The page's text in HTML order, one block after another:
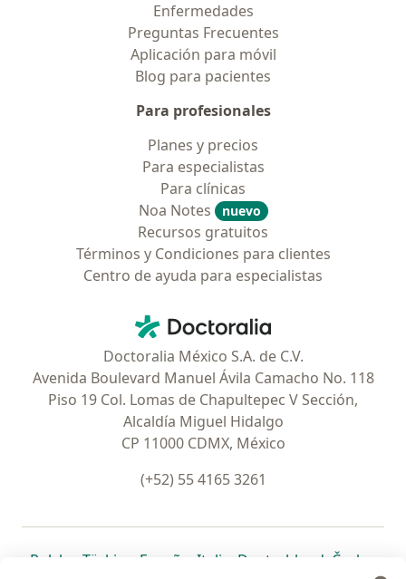
Enfermedades
Preguntas Frecuentes
Aplicación para móvil
Blog para pacientes
Para profesionales
Planes y precios
Para especialistas
Para clínicas
Noa Notes
nuevo
Recursos gratuitos
Términos y Condiciones para clientes
Centro de ayuda para especialistas
Doctoralia - Página de inicio
Doctoralia México S.A. de C.V.
Avenida Boulevard Manuel Ávila Camacho No. 118
Piso 19 Col. Lomas de Chapultepec V Sección,
Alcaldía Miguel Hidalgo
CP 11000 CDMX, México
(+52) 55 4165 3261
Polska se abre en una nueva pestaña
Türkiye se abre en una nueva pestaña
España se abre en una nueva pestaña
Italia se abre en una nueva
Deutschlandse abre en
Česko